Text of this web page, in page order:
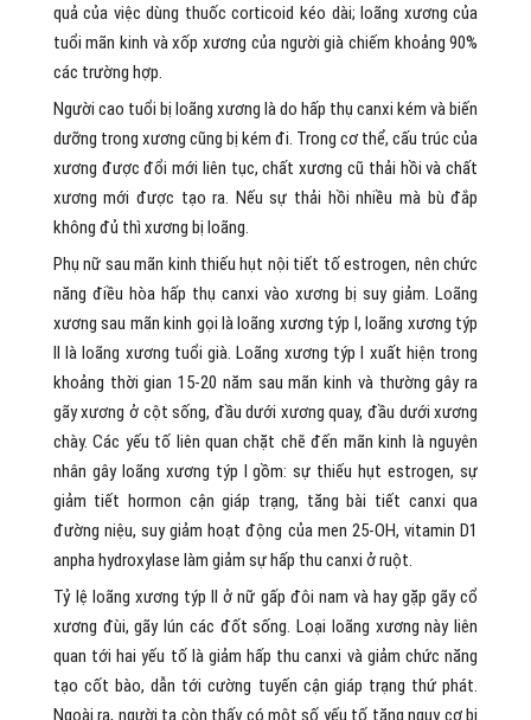
quả của việc dùng thuốc corticoid kéo dài; loãng xương của
tuổi mãn kinh và xốp xương của người già chiếm khoảng 90%
các trường hợp.
Người cao tuổi bị loãng xương là do hấp thụ canxi kém và biến
dưỡng trong xương cũng bị kém đi. Trong cơ thể, cấu trúc của
xương được đổi mới liên tục, chất xương cũ thải hồi và chất
xương mới được tạo ra. Nếu sự thải hồi nhiều mà bù đắp
không đủ thì xương bị loãng.
Phụ nữ sau mãn kinh thiếu hụt nội tiết tố estrogen, nên chức
năng điều hòa hấp thụ canxi vào xương bị suy giảm. Loãng
xương sau mãn kinh gọi là loãng xương týp I, loãng xương týp
II là loãng xương tuổi già. Loãng xương týp I xuất hiện trong
khoảng thời gian 15-20 năm sau mãn kinh và thường gây ra
gãy xương ở cột sống, đầu dưới xương quay, đầu dưới xương
chày. Các yếu tố liên quan chặt chẽ đến mãn kinh là nguyên
nhân gây loãng xương týp I gồm: sự thiếu hụt estrogen, sự
giảm tiết hormon cận giáp trạng, tăng bài tiết canxi qua
đường niệu, suy giảm hoạt động của men 25-OH, vitamin D1
anpha hydroxylase làm giảm sự hấp thu canxi ở ruột.
Tỷ lệ loãng xương týp II ở nữ gấp đôi nam và hay gặp gãy cổ
xương đùi, gãy lún các đốt sống. Loại loãng xương này liên
quan tới hai yếu tố là giảm hấp thu canxi và giảm chức năng
tạo cốt bào, dẫn tới cường tuyến cận giáp trạng thứ phát.
Ngoài ra, người ta còn thấy có một số yếu tố tăng nguy cơ bị